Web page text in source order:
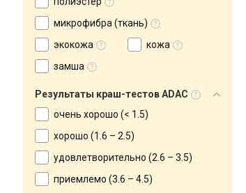
микрофибра (ткань)
экокожа
кожа
замша
Результаты краш-тестов ADAC
очень хорошо (< 1.5)
хорошо (1.6 – 2.5)
удовлетворительно (2.6 – 3.5)
приемлемо (3.6 – 4.5)